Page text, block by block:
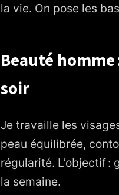
5. Routine express du
7. Checklist minimaliste
la vie. On pose les
Beauté
soir
Je travaille les
peau équilibrée,
régularité. L’objectif
la semaine.